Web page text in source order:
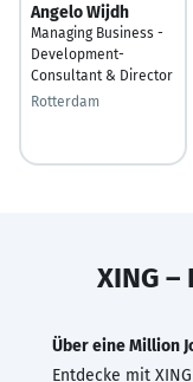
Angelo Wijdh
Managing Business -
Development-
Consultant & Director
Rotterdam
XING
Über eine Million
Entdecke mit